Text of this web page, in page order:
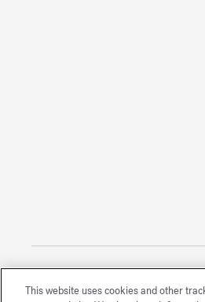
All rights reserved
This website uses cookies and other